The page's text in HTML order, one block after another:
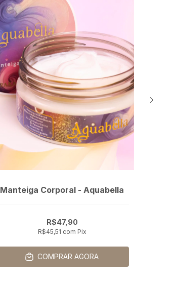
Manteiga Corporal - Aquabella
R$47,90
R$45,51 com Pix
COMPRAR AGORA